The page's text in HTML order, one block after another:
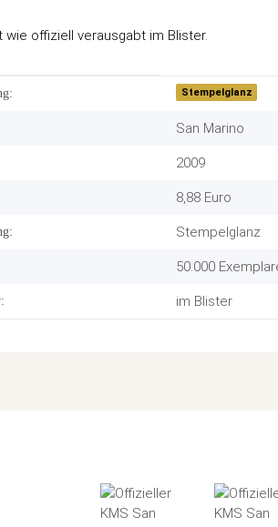
wie offiziell verausgabt im Blister.
Stempelglanz
San Marino
2009
8,88 Euro
Stempelglanz
50.000
im Blister